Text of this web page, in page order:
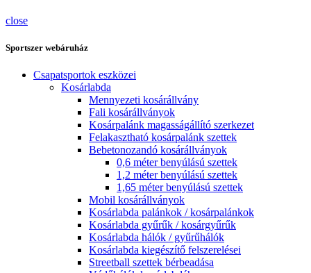
close
Sportszer webáruház
Csapatsportok eszközei
Kosárlabda
Mennyezeti kosárállvány
Fali kosárállványok
Kosárpalánk magasságállító szerkezet
Felakasztható kosárpalánk szettek
Bebetonozandó kosárállványok
0,6 méter benyúlású szettek
1,2 méter benyúlású szettek
1,65 méter benyúlású szettek
Mobil kosárállványok
Kosárlabda palánkok / kosárpalánkok
Kosárlabda gyűrűk / kosárgyűrűk
Kosárlabda hálók / gyűrűhálók
Kosárlabda kiegészítő felszerelései
Streetball szettek bérbeadása